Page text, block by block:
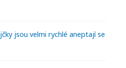
jsou velmi rychlé aneptají se